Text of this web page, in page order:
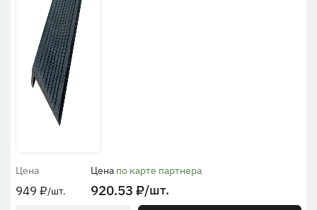
Цена
949 ₽/шт.
Цена по карте партнера
920.53 ₽/шт.